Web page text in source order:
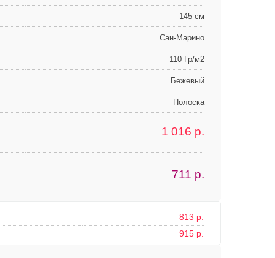
145 см
Сан-Марино
110 Гр/м2
Бежевый
Полоска
1 016 р.
711 р.
813 р.
915 р.